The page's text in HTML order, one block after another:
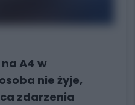
A4 w
nie żyje,
zdarzenia